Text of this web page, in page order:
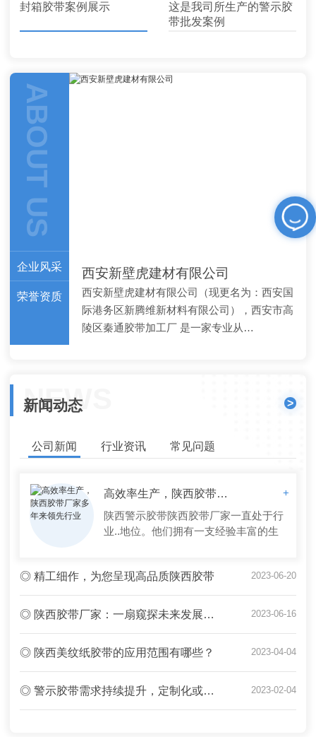
封箱胶带案例展示
这是我司所生产的警示胶
带批发案例
ABOUT US
企业风采
荣誉资质
西安新壁虎建材有限公司
西安新壁虎建材有限公司（现更名为：西安国
际港务区新腾维新材料有限公司），西安市高
陵区秦通胶带加工厂 是一家专业从…
NEWS
新闻动态 >
公司新闻 行业资讯 常见问题
高效率生产，陕西胶带厂家多年来领先行业
+
陕西警示胶带陕西胶带厂家一直处于行
业..地位。他们拥有一支经验丰富的生
备，不断优化生产流程，提高产品质
量，..产品符合国内外市场的标准。同
时，他们还注重创新，并与多家..企业
合作，研发出了一系列高品质的产品，
中，严格遵...
◎ 精工细作，为您呈现高品质陕西胶带 2023-06-20
◎ 陕西胶带厂家：一扇窥探未来发展的窗口 2023-06-16
◎ 陕西美纹纸胶带的应用范围有哪些？ 2023-04-04
◎ 警示胶带需求持续提升，定制化或向胶带行业发展方向 2023-02-04